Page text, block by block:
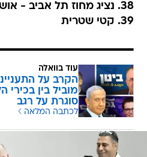
38. נציג מחוז תל אביב - אושר שקלים
39. קטי שטרית
עוד בוואלה
הקרב על
מוביל בין בכירי
סוגרת על רגב
לכתבה המלאה